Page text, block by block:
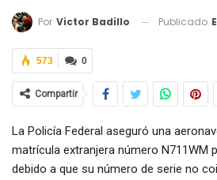
Por Victor Badillo Publicado
0
573
Compartir
La Policía Federal aseguró una
matrícula extranjera número N711WM
debido a que su número de serie no